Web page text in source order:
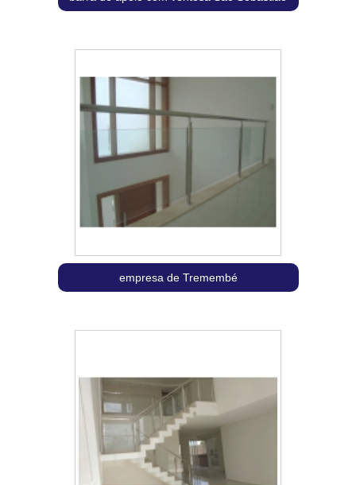
empresa de Tremembé